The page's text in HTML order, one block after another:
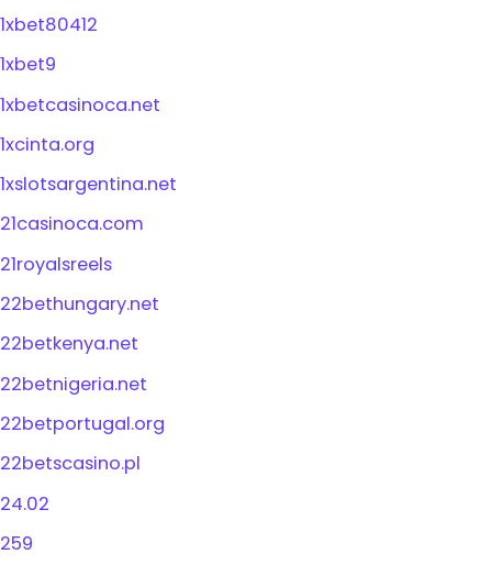
1xbet80412
1xbet9
1xbetcasinoca.net
1xcinta.org
1xslotsargentina.net
21casinoca.com
21royalsreels
22bethungary.net
22betkenya.net
22betnigeria.net
22betportugal.org
22betscasino.pl
24.02
259